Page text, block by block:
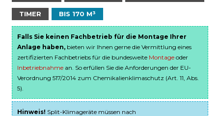
TIMER BIS 170 M³
Falls Sie keinen Fachbetrieb für die Montage Ihrer
Anlage haben, bieten wir Ihnen gerne die Vermittlung eines
zertifizierten Fachbetriebs für die bundesweite Montage oder
Inbetriebnahme an. So erfüllen Sie die Anforderungen der EU-
Verordnung 517/2014 zum Chemikalienklimaschutz (Art. 11, Abs.
5).
Hinweis! Split-Klimageräte müssen nach